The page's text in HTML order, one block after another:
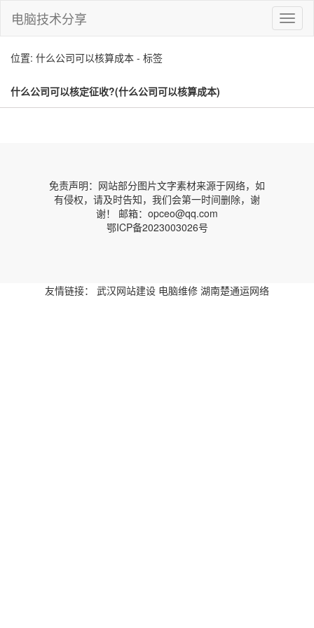
切
换
电脑技术分享
位置: 什么公司可以核算成本 - 标签
什么公司可以核定征收?(什么公司可以核算成本)
免责声明：网站部分图片文字素材来源于网络，如
有侵权，请及时告知，我们会第一时间删除，谢
谢！ 邮箱：opceo@qq.com
鄂ICP备2023003026号
友情链接： 武汉网站建设 电脑维修 湖南楚通运网络